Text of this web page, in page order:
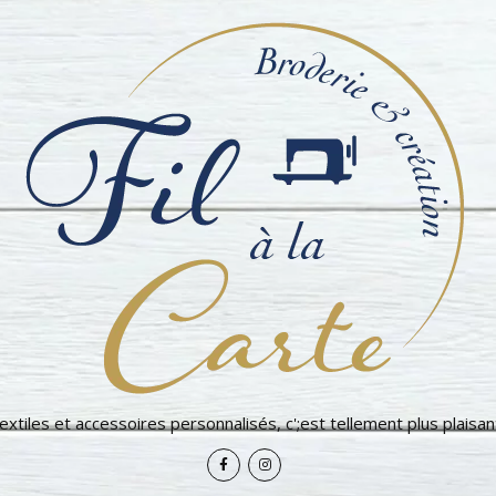
et accessoires personnalisés, c';est tellement plus